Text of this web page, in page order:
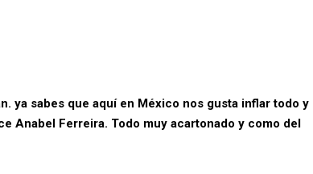
ya sabes que aquí en México nos gusta inflar todo y
Anabel Ferreira. Todo muy acartonado y como del